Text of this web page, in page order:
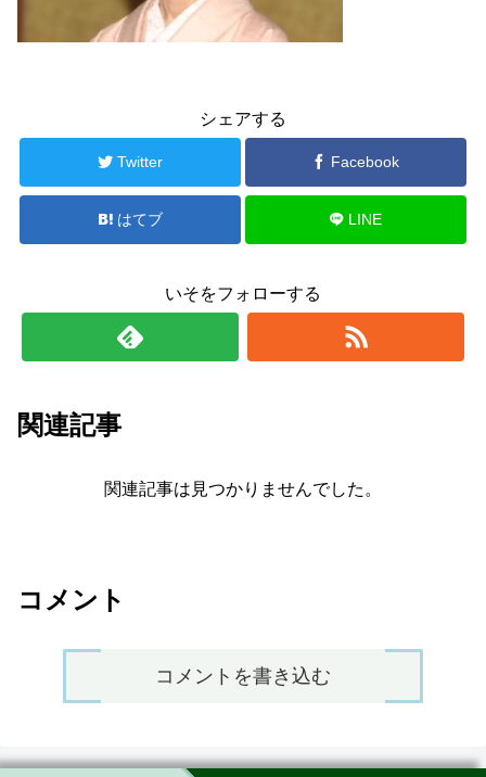
シェアする
Twitter Facebook
はてブ LINE
いそをフォローする
関連記事
関連記事は見つかりませんでした。
コメント
コメントを書き込む